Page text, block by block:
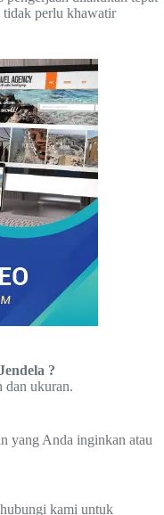
tidak perlu khawatir
?
dan ukuran.
yang Anda inginkan atau
kami untuk